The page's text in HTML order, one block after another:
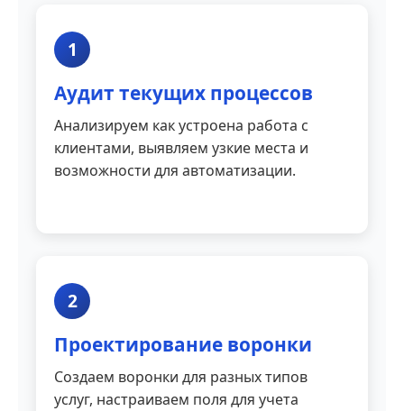
1
Аудит текущих процессов
Анализируем как устроена работа с
клиентами, выявляем узкие места и
возможности для автоматизации.
2
Проектирование воронки
Создаем воронки для разных типов
услуг, настраиваем поля для учета